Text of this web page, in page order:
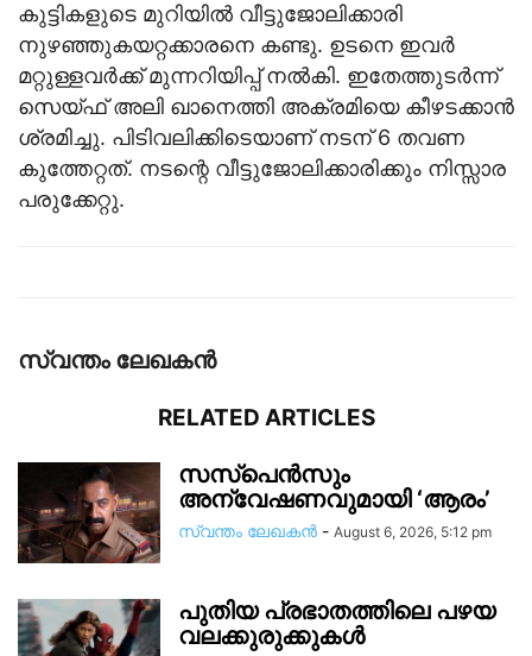
കുട്ടികളുടെ മുറിയിൽ വീട്ടുജോലിക്കാരി
നുഴഞ്ഞുകയറ്റക്കാരനെ കണ്ടു. ഉടനെ ഇവർ
മറ്റുള്ളവർക്ക് മുന്നറിയിപ്പ് നൽകി. ഇതേത്തുടർന്ന്
സെയ്ഫ് അലി ഖാനെത്തി അക്രമിയെ കീഴടക്കാൻ
ശ്രമിച്ചു. പിടിവലിക്കിടെയാണ് നടന് 6 തവണ
കുത്തേറ്റത്. നടന്റെ വീട്ടുജോലിക്കാരിക്കും നിസ്സാര
പരുക്കേറ്റു.
സ്വന്തം ലേഖകന്‍
RELATED ARTICLES
സസ്പെൻസും
അന്വേഷണവുമായി ‘ആരം’
സ്വന്തം ലേഖകന്‍ - August 6, 2026, 5:12 pm
പുതിയ പ്രഭാതത്തിലെ പഴയ
വലക്കുരുക്കുകൾ